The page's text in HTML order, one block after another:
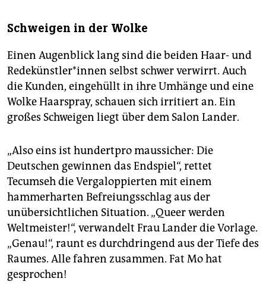
Schweigen in der Wolke
Einen Augenblick lang sind die beiden Haar- und
Re­de­künst­le­r*in­nen selbst schwer verwirrt. Auch
die Kunden, eingehüllt in ihre Umhänge und eine
Wolke Haarspray, schauen sich irritiert an. Ein
großes Schweigen liegt über dem Salon Lander.
„Also eins ist hundertpro maussicher: Die
Deutschen gewinnen das Endspiel“, rettet
Tecumseh die Vergaloppierten mit einem
hammerharten Befreiungsschlag aus der
unübersichtlichen Situation. „Queer werden
Weltmeister!“, verwandelt Frau Lander die Vorlage.
„Genau!“, raunt es durchdringend aus der Tiefe des
Raumes. Alle fahren zusammen. Fat Mo hat
gesprochen!